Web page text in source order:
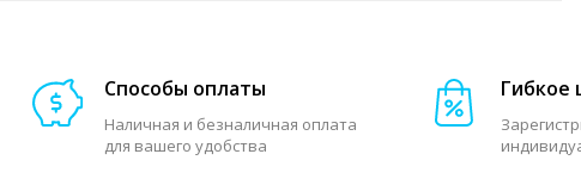
Способы оплаты
Наличная и безналичная оплата
для вашего удобства
Гибкое